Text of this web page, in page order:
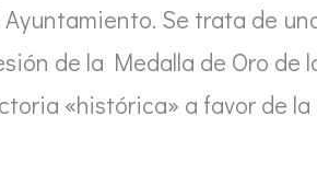
Se trata de
de la Medalla de Oro de
«histórica» a favor de la